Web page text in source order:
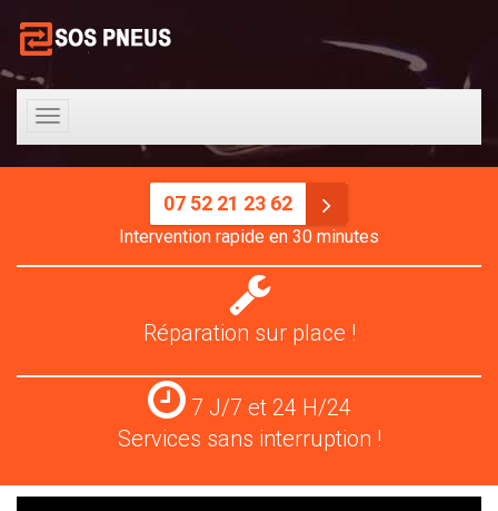
Toggle
navigation
07 52 21 23 62
Intervention rapide en 30 minutes
Réparation
pneus
Réparation sur place !
Services
24
H/24
7 J/7 et 24 H/24
Services sans interruption !